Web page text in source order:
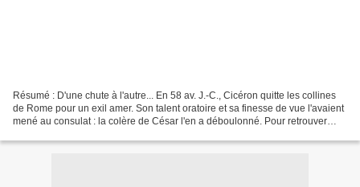
Résumé : D'une chute à l'autre... En 58 av. J.-C., Cicéron quitte les collines
de Rome pour un exil amer. Son talent oratoire et sa finesse de vue l'avaient
mené au consulat : la colère de César l'en a déboulonné. Pour retrouver